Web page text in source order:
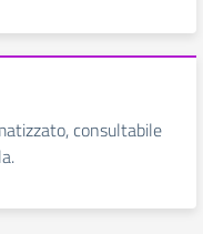
consultabile